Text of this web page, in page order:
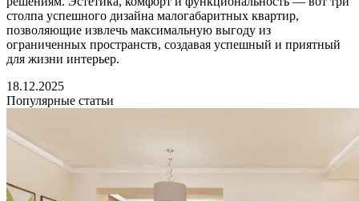
столпа успешного дизайна малогабаритных квартир,
позволяющие извлечь максимальную выгоду из
ограниченных пространств, создавая успешный и приятный
для жизни интерьер.
18.12.2025
Популярные статьи